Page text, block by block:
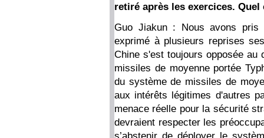
retiré après les exercices.
Guo Jiakun : Nous avons pris
exprimé à plusieurs reprises
Chine s'est toujours opposée au
missiles de moyenne portée
du système de missiles de
aux intérêts légitimes d'autres
menace réelle pour la sécurité
devraient respecter les
s’abstenir de déployer le